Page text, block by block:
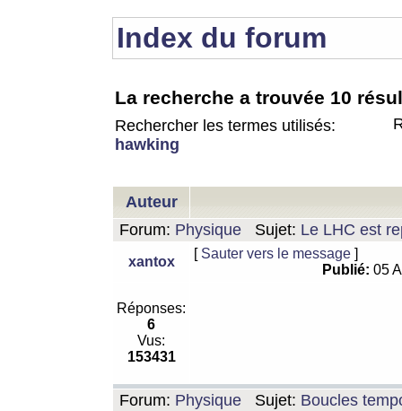
Index du forum
La recherche a trouvée 10
Rechercher les termes utilisés:
hawking
Auteur
Forum: Physique Sujet: Le LHC est
xantox
[ Sauter vers le message ]
Publié: 05
Réponses:
6
Vus:
153431
Forum: Physique Sujet: Boucles